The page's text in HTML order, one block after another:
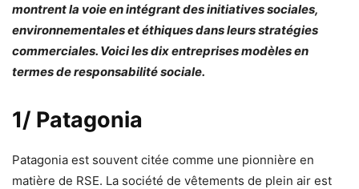
montrent la voie en intégrant des initiatives sociales,
environnementales et éthiques dans leurs stratégies
commerciales. Voici les dix entreprises modèles en
termes de responsabilité sociale.
1/ Patagonia
Patagonia est souvent citée comme une pionnière en
matière de RSE. La société de vêtements de plein air est